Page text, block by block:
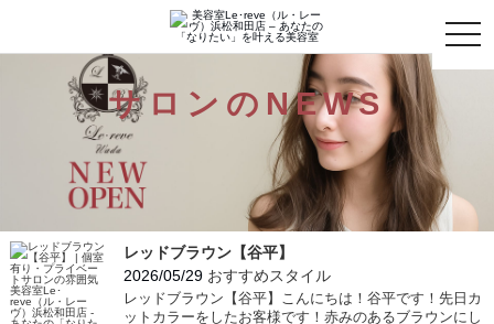
toggle
サロンのNEWS
レッドブラウン【谷平】
2026/05/29 おすすめスタイル
レッドブラウン【谷平】こんにちは！谷平です！先日カ
ットカラーをしたお客様です！赤みのあるブラウンにし